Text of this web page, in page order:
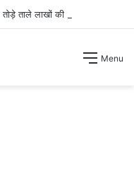
Menu